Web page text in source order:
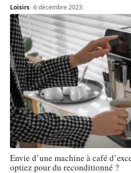
Loisirs 6 décembre 2023
Envie d’une machine à café
optiez pour du reconditionné ?